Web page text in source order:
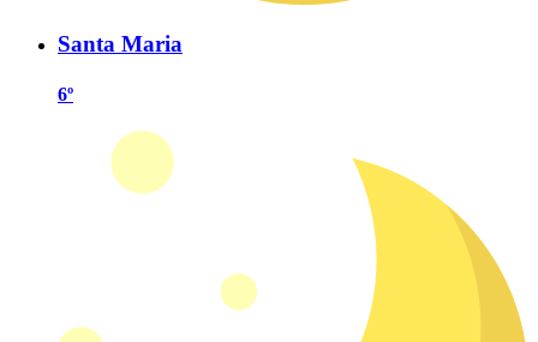
Santa Maria
6º